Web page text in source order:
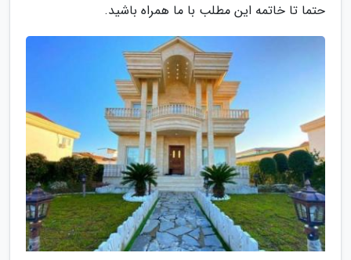
حتما تا خاتمه این مطلب با ما همراه باشید.